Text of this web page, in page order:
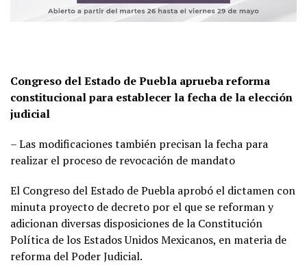
Congreso del Estado de Puebla aprueba reforma
constitucional para establecer la fecha de la elección
judicial
– Las modificaciones también precisan la fecha para
realizar el proceso de revocación de mandato
El Congreso del Estado de Puebla aprobó el dictamen con
minuta proyecto de decreto por el que se reforman y
adicionan diversas disposiciones de la Constitución
Política de los Estados Unidos Mexicanos, en materia de
reforma del Poder Judicial.